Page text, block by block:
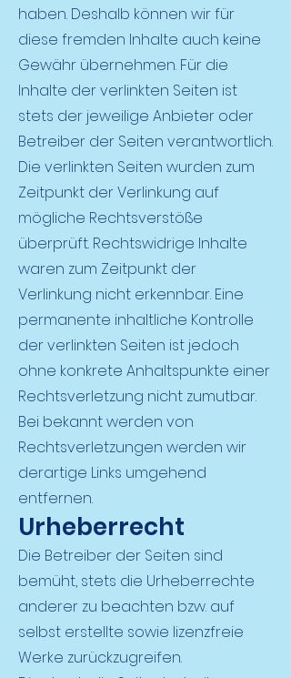
haben. Deshalb können wir für
diese fremden Inhalte auch keine
Gewähr übernehmen. Für die
Inhalte der verlinkten Seiten ist
stets der jeweilige Anbieter oder
Betreiber der Seiten verantwortlich.
Die verlinkten Seiten wurden zum
Zeitpunkt der Verlinkung auf
mögliche Rechtsverstöße
überprüft. Rechtswidrige Inhalte
waren zum Zeitpunkt der
Verlinkung nicht erkennbar. Eine
permanente inhaltliche Kontrolle
der verlinkten Seiten ist jedoch
ohne konkrete Anhaltspunkte einer
Rechtsverletzung nicht zumutbar.
Bei bekannt werden von
Rechtsverletzungen werden wir
derartige Links umgehend
entfernen.
Urheberrecht
Die Betreiber der Seiten sind
bemüht, stets die Urheberrechte
anderer zu beachten bzw. auf
selbst erstellte sowie lizenzfreie
Werke zurückzugreifen.